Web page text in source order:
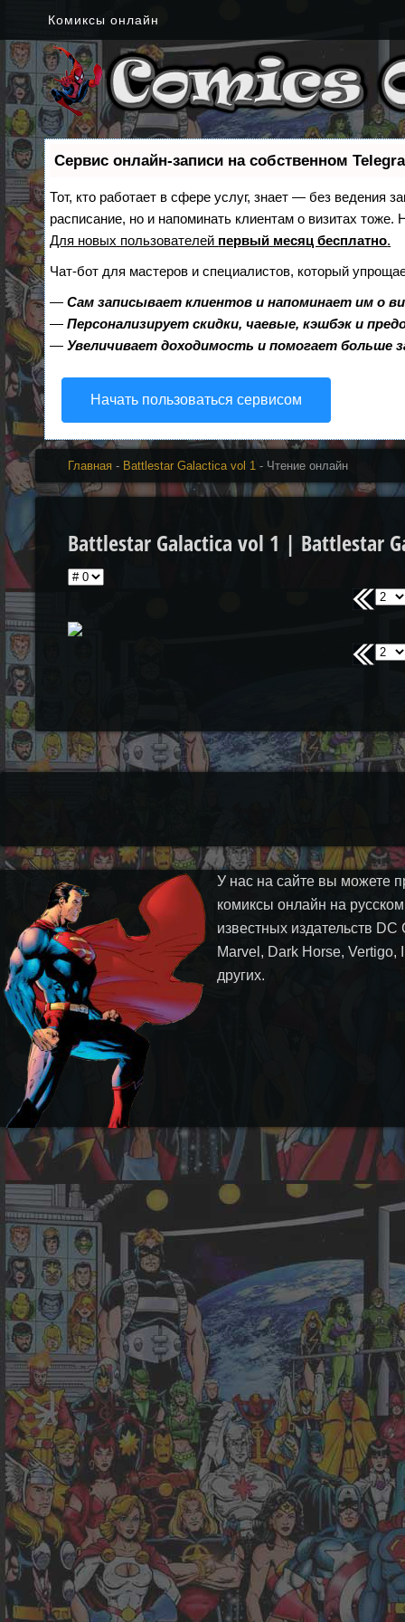
Комиксы онлайн
Сервис онлайн-записи на собственном
Тот, кто работает в сфере услуг, знает — без ведения
расписание, но и напоминать клиентам о визитах
Для новых пользователей первый месяц бесплатно.
Чат-бот для мастеров и специалистов, который
—Сам записывает клиентов и напоминает им о
—Персонализирует скидки, чаевые, кэшбэк и
—Увеличивает доходимость и помогает больше
Начать пользоваться сервисом
Главная - Battlestar Galactica vol 1 - Чтение онлайн
Battlestar Galactica vol 1 | Battlestar
У нас на сайте вы можете
комиксы онлайн на
известных издательств DC
Marvel, Dark Horse, Vertigo,
других.